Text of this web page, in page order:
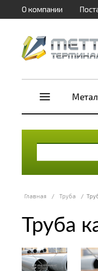
О компании
Главная / Труба /
Труба